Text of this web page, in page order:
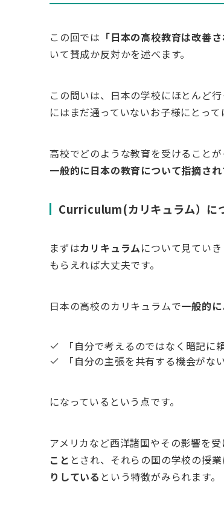
この回では 「日本の高校教育は改善
いて賛成か反対かを述べます。
この問いは、日本の学校にほとんど
にはまだ通っていないお子様にとっ
高校でどのような教育を受けること
一般的に日本の教育について指摘さ
Curriculum(カリキュラム）に
まずはカリキュラムについて見てい
もらえれば大丈夫です。
日本の高校のカリキュラムで一般的
「自分で考えるのではなく暗記に
「自分の主張を共有する機会がな
になっているという点です。
アメリカなど西洋諸国やその影響を
こと とされ、それらの国の学校の授
りしている という特徴がみられます。